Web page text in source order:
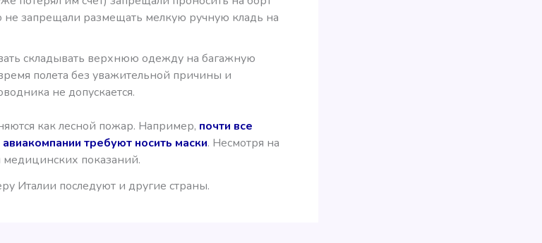
запрещали размещать мелкую ручную кладь на
складывать верхнюю одежду на багажную
полета без уважительной причины и
не допускается.
как лесной пожар. Например, почти все
требуют носить маски. Несмотря на
медицинских показаний.
Италии последуют и другие страны.